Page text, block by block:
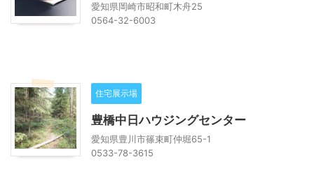
愛知県岡崎市昭和町木舟25
0564-32-6003
住宅展示場
豊橋中日ハウジングセンター
愛知県豊川市篠束町仲堀65-1
0533-78-3615